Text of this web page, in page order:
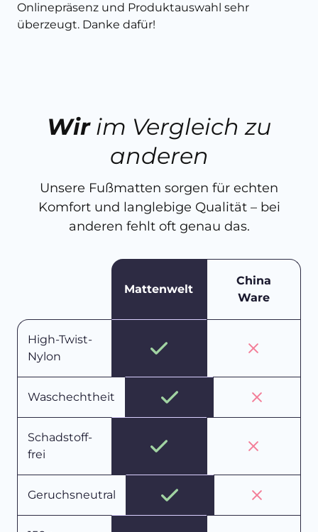
Onlinepräsenz und Produktauswahl sehr
überzeugt. Danke dafür!
Wirim Vergleich zu
anderen
Unsere Fußmatten sorgen für echten
Komfort und langlebige Qualität – bei
anderen fehlt oft genau das.
Mattenwelt
China
Ware
High-Twist-
Nylon
Waschechtheit
Schadstoff-
frei
Geruchsneutral